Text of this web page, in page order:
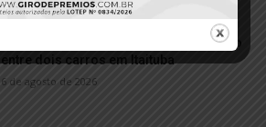
VÍDEO; Pedestre é atingida após colisão
entre dois carros em Itaituba
6 de agosto de 2026